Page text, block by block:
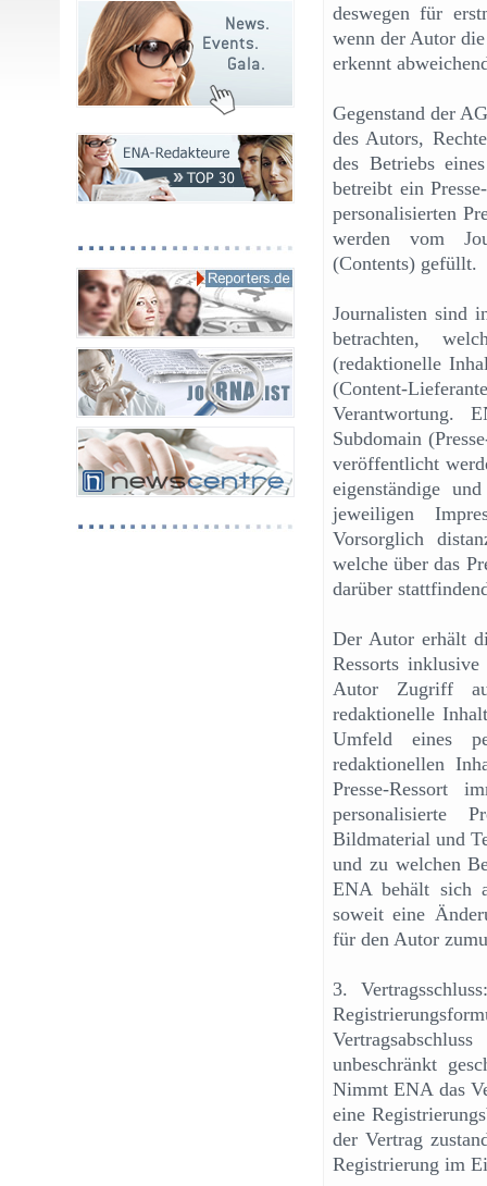
deswegen für
wenn der Autor
erkennt
Gegenstand der
des Autors,
des Betriebs
betreibt ein
personalisierten
werden vom
(Contents) gefüllt.
Journalisten sind
betrachten,
(redaktionelle
(Content-
Verantwortung.
Subdomain
veröffentlicht
eigenständige
jeweiligen
Vorsorglich
welche über das
darüber
Der Autor erhält
Ressorts
Autor Zugriff
redaktionelle
Umfeld eines
redaktionellen
Presse-Ressort
personalisierte
Bildmaterial und
und zu welchen
ENA behält sich
soweit eine
für den Autor
3.
unbeschränkt
Nimmt ENA das
eine
der Vertrag
Registrierung im